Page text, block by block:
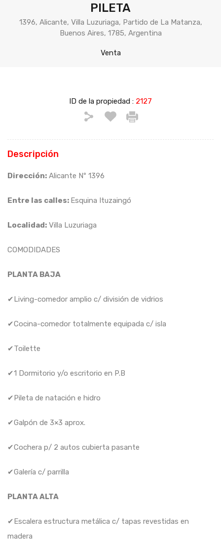
PILETA
1396, Alicante, Villa Luzuriaga, Partido de La Matanza,
Buenos Aires, 1785, Argentina
Venta
ID de la propiedad : 2127
Descripción
Dirección: Alicante Nº 1396
Entre las calles: Esquina Ituzaingó
Localidad: Villa Luzuriaga
COMODIDADES
PLANTA BAJA
✔Living-comedor amplio c/ división de vidrios
✔Cocina-comedor totalmente equipada c/ isla
✔Toilette
✔1 Dormitorio y/o escritorio en P.B
✔Pileta de natación e hidro
✔Galpón de 3×3 aprox.
✔Cochera p/ 2 autos cubierta pasante
✔Galería c/ parrilla
PLANTA ALTA
✔Escalera estructura metálica c/ tapas revestidas en
madera